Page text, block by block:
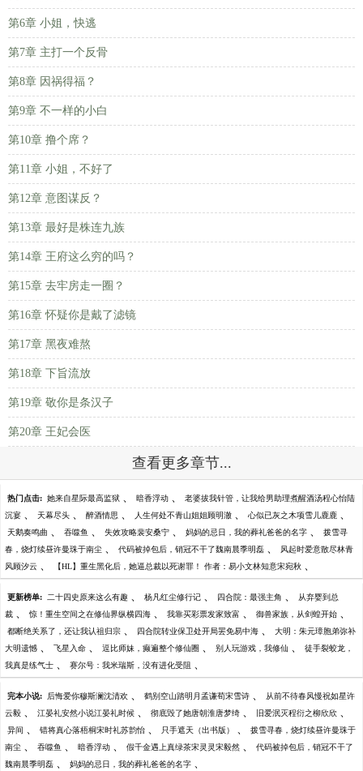
第6章 小姐，快逃
第7章 主打一个反骨
第8章 因祸得福？
第9章 不一样的小白
第10章 撸个席？
第11章 小姐，不好了
第12章 意图谋反？
第13章 最好是株连九族
第14章 王府这么穷的吗？
第15章 去牢房走一圈？
第16章 怀疑你是戴了滤镜
第17章 黑夜难熬
第18章 下旨流放
第19章 敬你是条汉子
第20章 王妃会医
查看更多章节...
热门点击: 她来自星际最高监狱 、 暗香浮动 、 老婆拔我针管，让我给男助理煮醒酒汤程心怡陆
沉宴 、 天幕尽头 、 醉酒情思 、 人生何处不青山姐姐顾明澈 、 心似已灰之木项雪儿鹿鹿 、
天鹅奏鸣曲 、 吞噬鱼 、 失效攻略裴安桑宁 、 妈妈的忌日，我的葬礼爸爸的名字 、 拨雪寻
春，烧灯续昼许曼珠于南尘 、 代码被掉包后，销冠不干了魏南晨季明磊 、 风起时爱意散尽林青
风顾汐云 、 【HL】重生黑化后，她逼总裁以死谢罪！ 作者：易小文林知意宋宛秋 、
更新榜单: 二十四史原来这么有趣 、 杨凡红尘修行记 、 四合院：最强主角 、 从弃婴到总
裁 、 惊！重生空间之在修仙界纵横四海 、 我靠买彩票发家致富 、 御兽家族，从剑蝗开始 、
都断绝关系了，还让我认祖归宗 、 四合院转业保卫处开局罢免易中海 、 大明：朱元璋胞弟弥补
大明遗憾 、 飞星入命 、 逗比师妹，癫遍整个修仙圈 、 别人玩游戏，我修仙 、 徒手裂蛟龙，
我真是练气士 、 赛尔号：我米瑞斯，没有进化受阻 、
完本小说: 后悔爱你穆斯澜沈清欢 、 鹤别空山踏明月孟谦荀宋雪诗 、 从前不待春风慢祝如星许
云毅 、 江晏礼安然小说江晏礼时候 、 彻底毁了她唐朝淮唐梦绮 、 旧爱泯灭程衍之柳欣欣 、
异间 、 错将真心落梧桐宋时礼苏韵怡 、 只手遮天（出书版） 、 拨雪寻春，烧灯续昼许曼珠于
南尘 、 吞噬鱼 、 暗香浮动 、 假千金遇上真绿茶宋灵灵宋毅然 、 代码被掉包后，销冠不干了
魏南晨季明磊 、 妈妈的忌日，我的葬礼爸爸的名字 、